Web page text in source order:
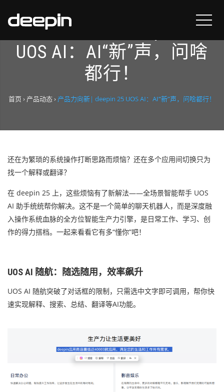
产品力向新| deepin 25
UOS AI：AI“新”声，问啥
都行！
首页› 产品动态› 产品力向新| deepin 25 UOS AI：AI“新”声，问啥都行！
还在为繁琐的系统操作打断思路而烦恼？还在多个应用间切换只为
找一个解释或翻译？
在 deepin 25 上，这些烦恼有了新解法——全场景智能帮手 UOS
AI 助手统统帮你解决。这不是一个简单的聊天机器人，而是深度融
入操作系统血脉的全方位智能生产力引擎，是日常工作、学习、创
作的得力搭档。一起来看看它有多“懂你”吧！
UOS AI 随航：随选随用，效率飙升
UOS AI 随航突破了对话框的限制，只需选中文字即可调用，帮你快
速实现解释、搜索、总结、翻译等AI功能。